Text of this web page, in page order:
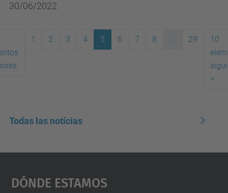
30/06/2022
1 2 3 4 5 6 7 8 ... 29
10
>
Todas las notícias
Dónde Estamos